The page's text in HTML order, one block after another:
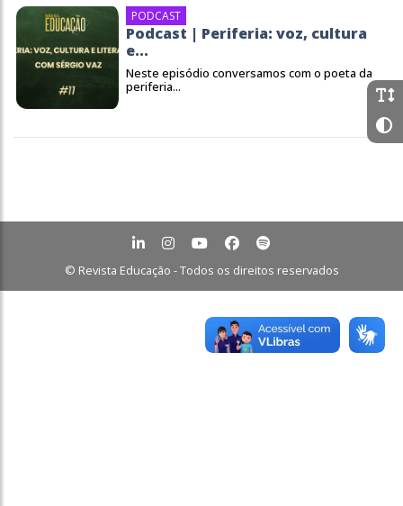
PODCAST
Podcast | Periferia: voz, cultura
e...
Neste episódio conversamos com o poeta da
periferia...
© Revista Educação - Todos os direitos reservados